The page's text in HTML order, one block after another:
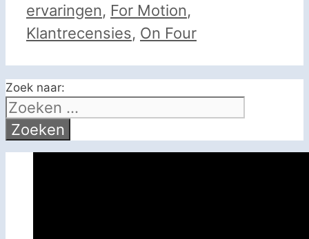
ervaringen, For Motion,
Klantrecensies, On Four
Zoek naar: